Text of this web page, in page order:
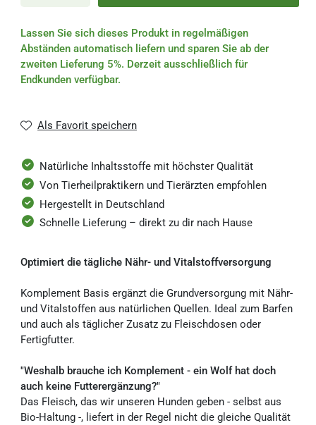
1 kg 1-3 Werktage
48,00 € / Kilogramm
Alle 2 Wochen
Alle 4 Wochen
Alle 6 Wochen
Alle 3 Monate
Als Favorit speichern
Lassen Sie sich dieses Produkt in regelmäßigen
Abständen automatisch liefern und sparen Sie ab der
zweiten Lieferung 5%. Derzeit ausschließlich für
Endkunden verfügbar.
Natürliche Inhaltsstoffe mit höchster Qualität
Von Tierheilpraktikern und Tierärzten empfohlen
Hergestellt in Deutschland
Schnelle Lieferung – direkt zu dir nach Hause
Optimiert die tägliche Nähr- und Vitalstoffversorgung
Komplement Basis ergänzt die Grundversorgung mit Nähr-
und Vitalstoffen aus natürlichen Quellen. Ideal zum Barfen
und auch als täglicher Zusatz zu Fleischdosen oder
Fertigfutter.
"Weshalb brauche ich Komplement - ein Wolf hat doch
auch keine Futterergänzung?"
Das Fleisch, das wir unseren Hunden geben - selbst aus
Bio-Haltung -, liefert in der Regel nicht die gleiche Qualität